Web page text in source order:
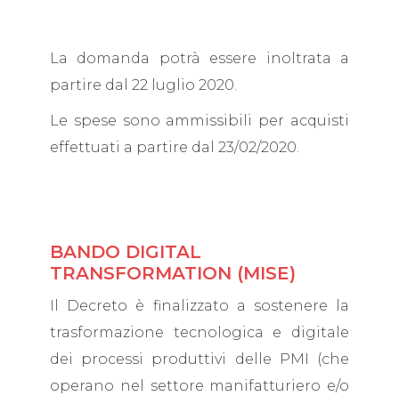
La domanda potrà essere inoltrata a
partire dal 22 luglio 2020.
Le spese sono ammissibili per acquisti
effettuati a partire dal 23/02/2020.
BANDO DIGITAL
TRANSFORMATION (MISE)
Il Decreto è finalizzato a sostenere la
trasformazione tecnologica e digitale
dei processi produttivi delle PMI (che
operano nel settore manifatturiero e/o